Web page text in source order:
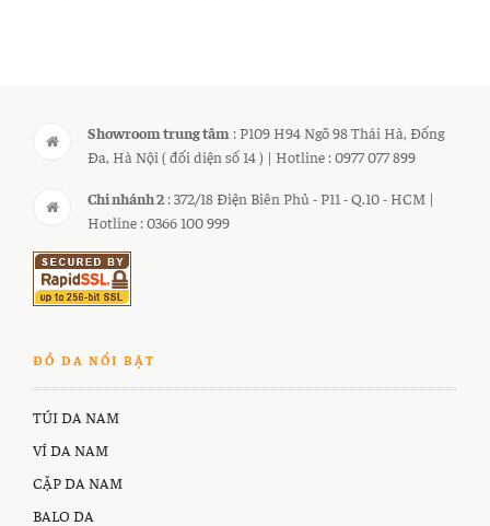
Showroom trung tâm : P109 H94 Ngõ 98 Thái Hà, Đống
Đa, Hà Nội ( đối diện số 14 ) | Hotline : 0977 077 899
Chi nhánh 2 : 372/18 Điện Biên Phủ - P11 - Q.10 - HCM |
Hotline : 0366 100 999
ĐỒ DA NỔI BẬT
TÚI DA NAM
VÍ DA NAM
CẶP DA NAM
BALO DA